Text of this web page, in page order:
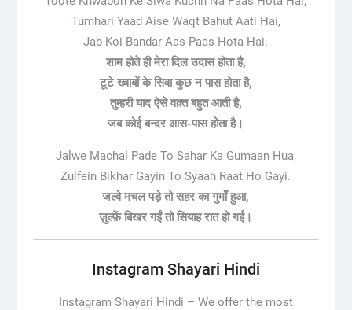
Tumhari Yaad Aise Waqt Bahut Aati Hai,
Jab Koi Bandar Aas-Paas Hota Hai.
शाम होते ही मेरा दिल उदास होता है,
टूटे ख्वाबों के सिवा कुछ न पास होता है,
तुम्हरी याद ऐसे वक़्त बहुत आती है,
जब कोई बन्दर आस-पास होता है।
Jalwe Machal Pade To Sahar Ka Gumaan Hua,
Zulfein Bikhar Gayin To Syaah Raat Ho Gayi.
जल्वे मचल पड़े तो सहर का गुमाँ हुआ,
ज़ुल्फ़ें बिखर गईं तो सियाह रात हो गई।
Instagram Shayari Hindi
Instagram Shayari Hindi – We offer the most